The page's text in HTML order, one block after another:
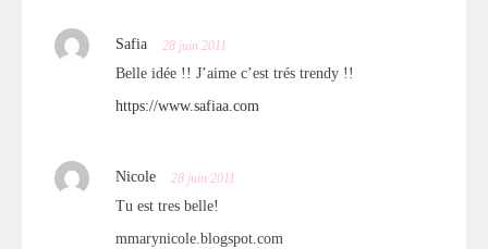
Safia 28 juin 2011
Belle idée !! J’aime c’est trés trendy !!
https://www.safiaa.com
Nicole 28 juin 2011
Tu est tres belle!
mmarynicole.blogspot.com